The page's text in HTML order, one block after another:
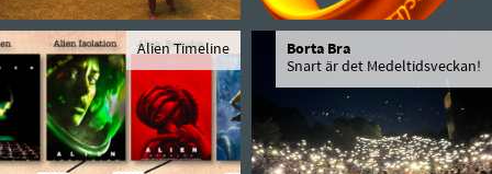
Alien Timeline
Borta Bra
Snart är det Medeltidsveckan!